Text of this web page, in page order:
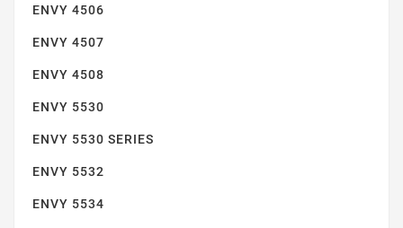
ENVY 4506
ENVY 4507
ENVY 4508
ENVY 5530
ENVY 5530 SERIES
ENVY 5532
ENVY 5534